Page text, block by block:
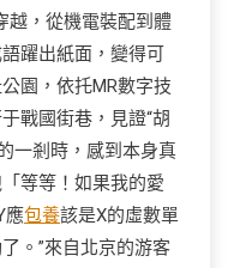
越，從機電裝配到體
躍出紙面，變得可
園，依托MR數字技
戰國街巷，見證“胡
一剎時，感到本身真
等等！如果我的愛
應包養該是X的虛數單
。”來自北京的游客